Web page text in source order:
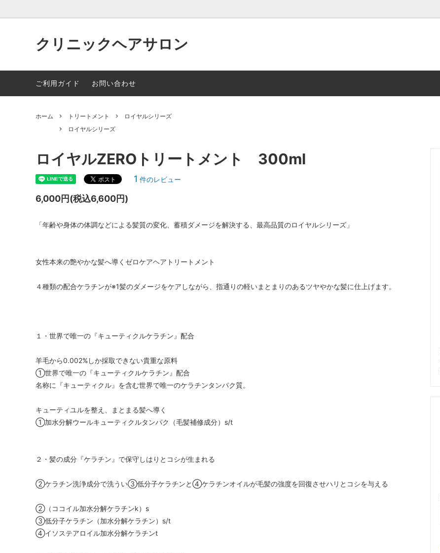
クリニックヘアサロン
ハレヒナシリーズ
TBK/佐賀県加唐島の椿油100%オーガニ
磁性鍋シリーズ
幹細胞化粧品
ご利用ガイド
お問い合わせ
ホーム トリートメント
ロイヤルシリーズ
ロイヤルシリーズ
ロイヤルZEROトリートメント 300ml
1 件のレビュー
6,000円(税込6,600円)
「年齢や身体の体調などによる髪質の変化、蓄積ダメージを解決する、最高品質のロイヤルシリーズ」
女性本来の艶やかな髪へ導くゼロケアヘアトリートメント
４種類の配合ケラチンが※1髪のダメージをケアしながら、指通りの軽いまとまりのあるツヤやかな髪に仕上げます。
１・世界で唯一の『キューティクルケラチン』配合
羊毛から0.002%しか採取できない貴重な原料
①世界で唯一の『キューティクルケラチン』配合
名称に『キューティクル』を含む世界で唯一のケラチンタンパク質。
キューティユルを整え、まとまる髪へ導く
①加水分解ウールキューティクルタンパク（毛髪補修成分）s/t
２・髪の成分『ケラチン』で保守しはりとコシが生まれる
②ケラチン洗浄成分で洗うい③低分子ケラチンと④ケラチンオイルが毛髪の強度を回復させハリとコシを与える
②（ココイル加水分解ケラチンk）s
③低分子ケラチン（加水分解ケラチン）s/t
④イソステアロイル加水分解ケラチンt